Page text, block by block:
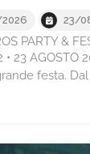
23/
PARTY &
• 23
festa.